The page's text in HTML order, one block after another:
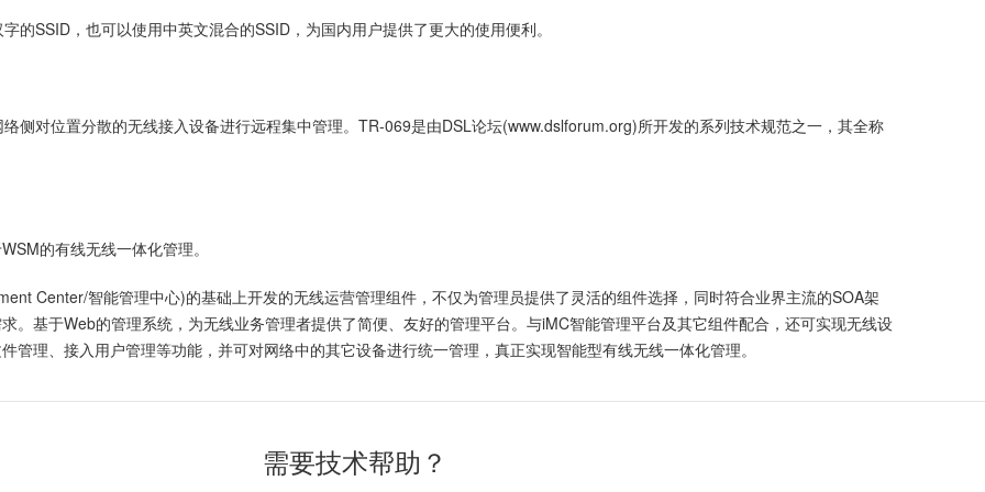
的SSID，也可以使用中英文混合的SSID，为国内用户提供了更大的使用便利。
侧对位置分散的无线接入设备进行远程集中管理。TR-069是由DSL论坛(www.dslforum.org)所开发的系列技术规范之一，其全称
的有线无线一体化管理。
Center/智能管理中心)的基础上开发的无线运营管理组件，不仅为管理员提供了灵活的组件选择，同时符合业界主流的SOA架
。基于Web的管理系统，为无线业务管理者提供了简便、友好的管理平台。与iMC智能管理平台及其它组件配合，还可实现无线设
理、接入用户管理等功能，并可对网络中的其它设备进行统一管理，真正实现智能型有线无线一体化管理。
需要技术帮助？